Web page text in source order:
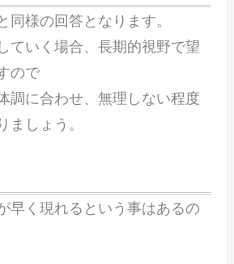
様の回答となります。
ていく場合、長期的視野で望
ので
調に合わせ、無理しない程度
しょう。
早く現れるという事はあるの